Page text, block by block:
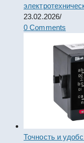
23.02.2026/
0 Comments
Точность и